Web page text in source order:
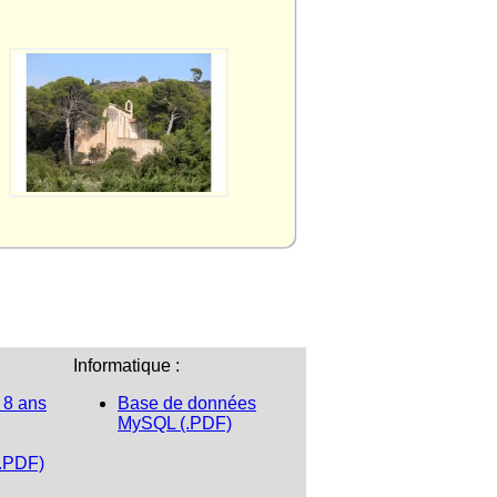
ans
Informatique :
Base de données
MySQL (.PDF)